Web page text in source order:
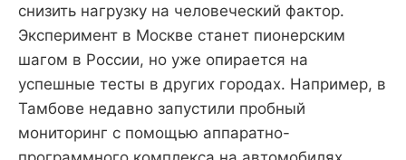
снизить нагрузку на человеческий фактор.
Эксперимент в Москве станет пионерским
шагом в России, но уже опирается на
успешные тесты в других городах. Например, в
Тамбове недавно запустили пробный
мониторинг с помощью аппаратно-